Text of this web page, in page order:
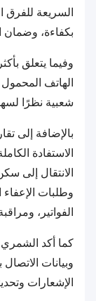
السريعة للفرق
بكفاءة، وضمان
وفيما يتعلق
الهاتف
شعبية نظرًا
بالإضافة إلى
الاستفادة
الانتقال إلى
وطلبات
الفواتير،
كما أكد
وبيانات
الإشعارات